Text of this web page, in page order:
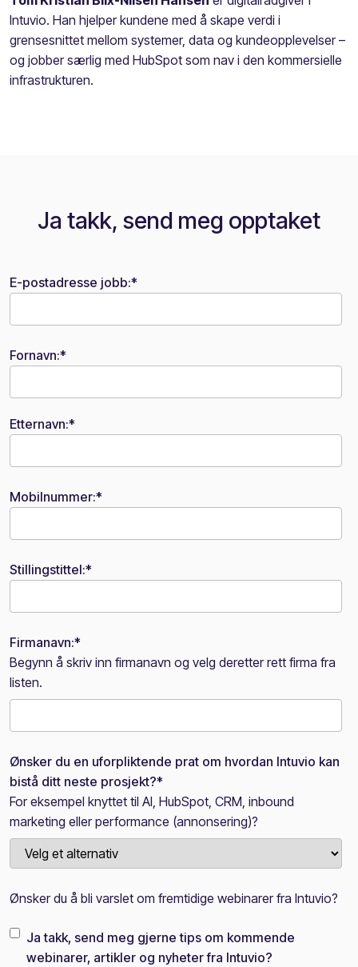
Intuvio. Han hjelper kundene med å skape verdi i
grensesnittet mellom systemer, data og kundeopplevelser –
og jobber særlig med HubSpot som nav i den kommersielle
infrastrukturen.
Ja takk, send meg opptaket
E-postadresse jobb:*
Fornavn:*
Etternavn:*
Mobilnummer:*
Stillingstittel:*
Firmanavn:*
Begynn å skriv inn firmanavn og velg deretter rett firma fra
listen.
Ønsker du en uforpliktende prat om hvordan Intuvio kan
bistå ditt neste prosjekt?*
For eksempel knyttet til AI, HubSpot, CRM, inbound
marketing eller performance (annonsering)?
Ønsker du å bli varslet om fremtidige webinarer fra Intuvio?
Ja takk, send meg gjerne tips om kommende
webinarer, artikler og nyheter fra Intuvio?